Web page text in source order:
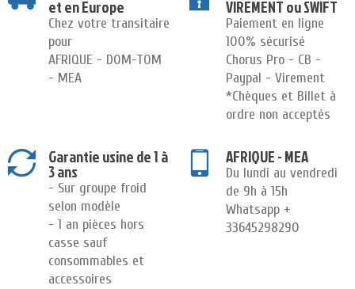
et en Europe
Chez votre transitaire
pour
AFRIQUE - DOM-TOM
- MEA
VIREMENT ou SWIFT
Paiement en ligne
100% sécurisé
Chorus Pro - CB -
Paypal - Virement
*Chèques et Billet à
ordre non acceptés
Garantie usine de 1 à
3 ans
- Sur groupe froid
selon modèle
- 1 an pièces hors
casse sauf
consommables et
accessoires
AFRIQUE - MEA
Du lundi au vendredi
de 9h à 15h
Whatsapp +
33645298290